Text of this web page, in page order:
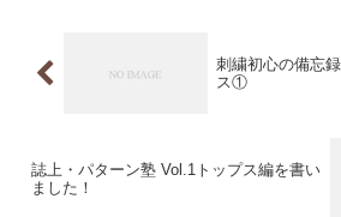
刺繍初心の備忘
ス①
誌上・パターン塾 Vol.1トップス編を書い
ました！